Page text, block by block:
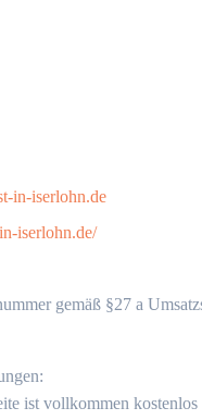
in-iserlohn.de
iserlohn.de/
gemäß §27 a
ist vollkommen